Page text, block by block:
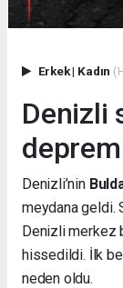
Erkek| Kadın
Denizli
Denizli’nin
meydana geldi.
Denizli merkez
hissedildi. İlk
neden oldu.